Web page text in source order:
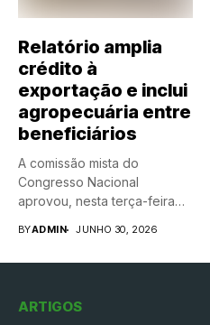
Relatório amplia
crédito à
exportação e inclui
agropecuária entre
beneficiários
A comissão mista do
Congresso Nacional
aprovou, nesta terça-feira
BYADMIN JUNHO 30, 2026
ARTIGOS